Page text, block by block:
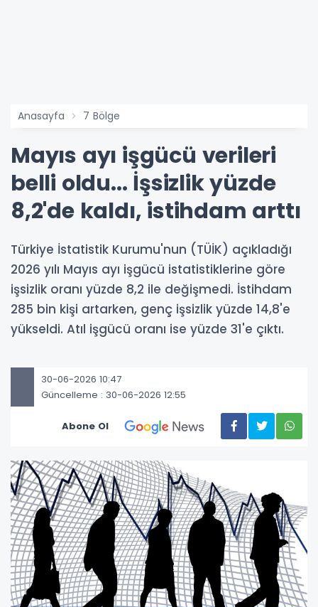
Anasayfa 7 Bölge
Mayıs ayı işgücü verileri
belli oldu... İşsizlik yüzde
8,2'de kaldı, istihdam arttı
Türkiye İstatistik Kurumu'nun (TÜİK) açıkladığı
2026 yılı Mayıs ayı işgücü istatistiklerine göre
işsizlik oranı yüzde 8,2 ile değişmedi. İstihdam
285 bin kişi artarken, genç işsizlik yüzde 14,8'e
yükseldi. Atıl işgücü oranı ise yüzde 31'e çıktı.
30-06-2026 10:47
Güncelleme : 30-06-2026 12:55
Abone Ol